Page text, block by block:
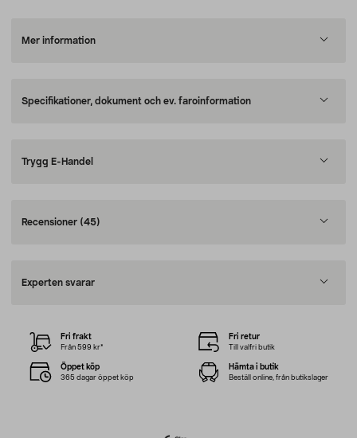
Mer information
Specifikationer, dokument och ev. faroinformation
Trygg E-Handel
Recensioner (45)
Experten svarar
Fri frakt
Från 599 kr*
Fri retur
Till valfri butik
Öppet köp
365 dagar öppet köp
Hämta i butik
Beställ online, från butikslager